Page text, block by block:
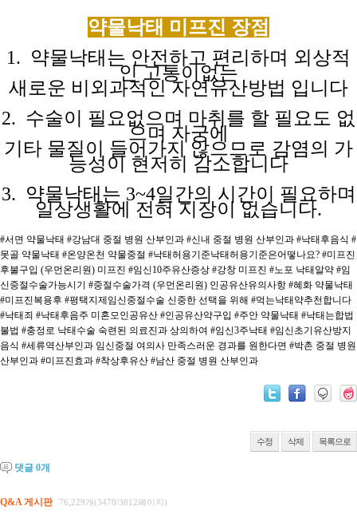
약물낙태 미프진 장점
1. 약물낙태는 안전하고 편리하며 외상적
인 고통이없는
새로운 비외과적인자연유산방법 입니다
2. 수술이 필요없으며 마취를 할 필요도 없
으며 자궁에
기타 물질이 들어가지않으므로 감염의 가
능성이 현저히 감소합니다
3. 약물낙태는 3~4일간의 시간이 필요하며
일상생활에 전혀 지장이 없습니다.
#서면 약물낙태 #강남대 중절 병원 산부인과 #신내 중절 병원 산부인과 #낙태후음식 #
못골 약물낙태 #온양온천 약물중절 #낙태허용기준낙태허용기준은어떻나요? #미프진
후불구입 (우먼온리원) 미프진 #임신10주유산증상 #강창 미프진 #노포 낙태알약 #임
신중절수술가능시기 #중절수술가격 (우먼온리원) 인공유산유의사항 #혜화 약물낙태
#미프진복용후 #평택지제임신중절수술 신중한 선택을 위해 #먹는낙태약추천합니다
#낙태죄 #낙태후음주 미혼모인공유산 #인공유산약구입 #주안 약물낙태 #낙태는합법
불법 #충정로 낙태수술 숙련된 의료진과 상의하여 #임신3주낙태 #임신초기유산방지
음식 #세류역산부인과 임신중절 여의사 만족스러운 경과를 원한다면 #박촌 중절 병원
산부인과 #미프진효과 #착상후유산 #남산 중절 병원 산부인과
수정 삭제 목록으로
댓글 0개
Q&A 게시판 76,229개(3470/3812페이지)